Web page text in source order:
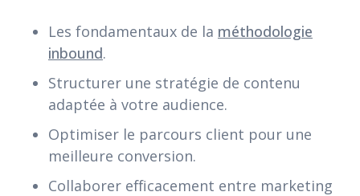
Les fondamentaux de la méthodologie
inbound.
Structurer une stratégie de contenu
adaptée à votre audience.
Optimiser le parcours client pour une
meilleure conversion.
Collaborer efficacement entre marketing